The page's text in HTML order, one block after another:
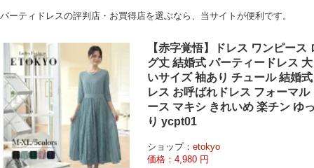
パーティドレスの評判店・お買得店を選ぶなら、当サイトが便利です。
【赤字覚悟】ドレス ワンピース
グ丈 結婚式 パーティードレス
いサイズ 袖あり チュール 結婚
レス お呼ばれドレス フォーマル
ース マキシ きれいめ 楽チン ゆ
り ycpt01
ショップ： etokyo
価格：4,980 円